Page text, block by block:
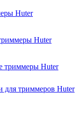
Huter
Huter
триммеры Huter
для триммеров Huter